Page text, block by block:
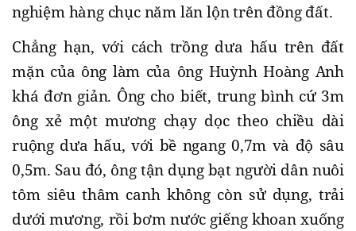
nghiệm hàng chục năm lăn lộn trên đồng đất.
Chẳng hạn, với cách trồng dưa hấu trên đất
mặn của ông làm của ông Huỳnh Hoàng Anh
khá đơn giản. Ông cho biết, trung bình cứ 3m
ông xẻ một mương chạy dọc theo chiều dài
ruộng dưa hấu, với bề ngang 0,7m và độ sâu
0,5m. Sau đó, ông tận dụng bạt người dân nuôi
tôm siêu thâm canh không còn sử dụng, trải
dưới mương, rồi bơm nước giếng khoan xuống